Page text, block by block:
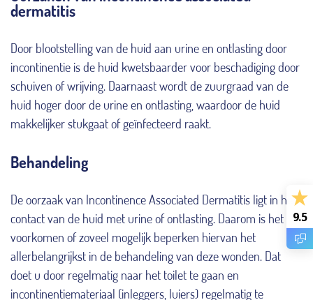
9.5
dermatitis
Door blootstelling van de huid aan urine en ontlasting door
incontinentie is de huid kwetsbaarder voor beschadiging door
schuiven of wrijving. Daarnaast wordt de zuurgraad van de
huid hoger door de urine en ontlasting, waardoor de huid
makkelijker stukgaat of geïnfecteerd raakt.
Behandeling
De oorzaak van Incontinence Associated Dermatitis ligt in het
contact van de huid met urine of ontlasting. Daarom is het
voorkomen of zoveel mogelijk beperken hiervan het
allerbelangrijkst in de behandeling van deze wonden. Dat
doet u door regelmatig naar het toilet te gaan en
incontinentiemateriaal (inleggers, luiers) regelmatig te